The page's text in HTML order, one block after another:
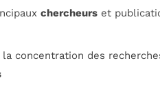
chercheurs et
concentration des